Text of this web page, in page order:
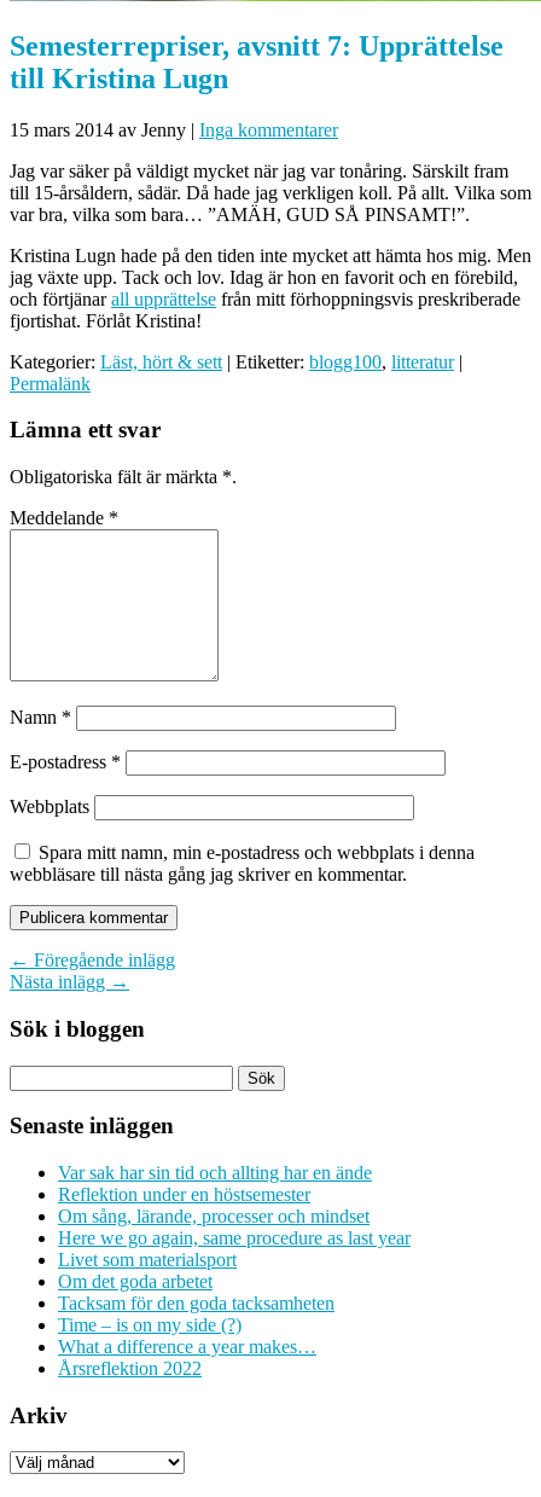
Semesterrepriser, avsnitt 7: Upprättelse
till Kristina Lugn
15 mars 2014 av Jenny | Inga kommentarer
Jag var säker på väldigt mycket när jag var tonåring. Särskilt fram
till 15-årsåldern, sådär. Då hade jag verkligen koll. På allt. Vilka som
var bra, vilka som bara… ”AMÄH, GUD SÅ PINSAMT!”.
Kristina Lugn hade på den tiden inte mycket att hämta hos mig. Men
jag växte upp. Tack och lov. Idag är hon en favorit och en förebild,
och förtjänarall upprättelse från mitt förhoppningsvis preskriberade
fjortishat. Förlåt Kristina!
Kategorier: Läst, hört & sett | Etiketter: blogg100, litteratur|
Permalänk
Lämna ett svar
Obligatoriska fält är märkta *.
Meddelande *
Namn *
E-postadress *
Webbplats
Spara mitt namn, min e-postadress och webbplats i denna
webbläsare till nästa gång jag skriver en kommentar.
← Föregående inlägg
Nästa inlägg →
Sök i bloggen
Senaste inläggen
Var sak har sin tid och allting har en ände
Reflektion under en höstsemester
Om sång, lärande, processer och mindset
Here we go again, same procedure as last year
Livet som materialsport
Om det goda arbetet
Tacksam för den goda tacksamheten
Time – is on my side (?)
What a difference a year makes…
Årsreflektion 2022
Arkiv
Arkiv